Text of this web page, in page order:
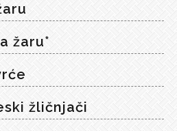
žaru*
žličnjači